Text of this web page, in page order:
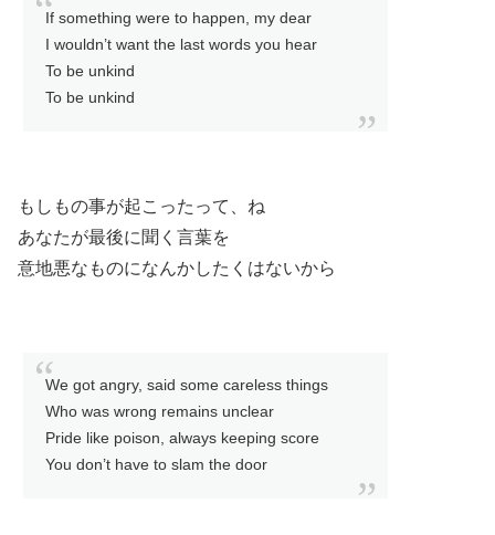
If something were to happen, my dear
I wouldn’t want the last words you hear
To be unkind
To be unkind
もしもの事が起こったって、ね
あなたが最後に聞く言葉を
意地悪なものになんかしたくはないから
We got angry, said some careless things
Who was wrong remains unclear
Pride like poison, always keeping score
You don’t have to slam the door